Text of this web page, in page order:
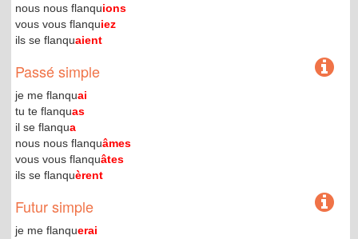
nous nous flanquions
vous vous flanquiez
ils se flanquaient
Passé simple
je me flanquai
tu te flanquas
il se flanqua
nous nous flanquâmes
vous vous flanquâtes
ils se flanquèrent
Futur simple
je me flanquerai